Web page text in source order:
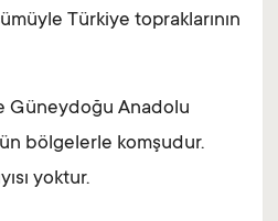
Türkiye topraklarının
Güneydoğu Anadolu
bölgelerle komşudur.
yoktur.